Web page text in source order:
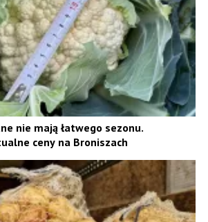
nie mają łatwego sezonu.
ceny na Broniszach